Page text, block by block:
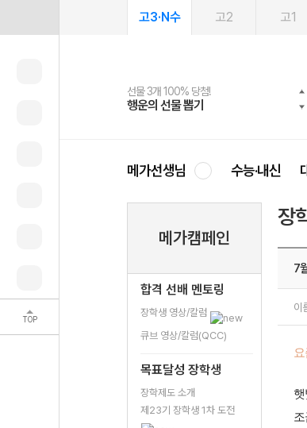
TOP
고3·N수 고2 고1
선물 3개 100% 당첨!
행운의 선물 뽑기
선물 100% 증정!
메가스터디 X 올리브
여름방학 스터디 캐시백
메가런 썸머스쿨
2027 러셀 단과
강사 공개선발
스마트러닝앱
설문 EVENT
메가패스
3일 무료 체험권
메가패스 수강생 무료혜택!
메가클럽 멤버십
사회공헌 캠페인
희망이룸 메가나눔
메가선생님 수능·내신
메가캠페인
합격 선배 멘토링
장학생 영상/칼럼
큐브 영상/칼럼(QCC)
목표달성 장학생
장학제도 소개
제23기 장학생 1차 도전
장
7
이